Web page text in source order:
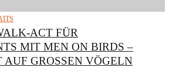
ACT FÜR
MIT MEN ON BIRDS –
GROSSEN VÖGELN